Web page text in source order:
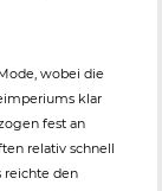
wobei die
klar
fest an
relativ schnell
reichte den